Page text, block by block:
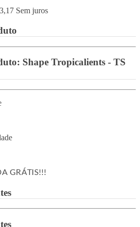
Sem juros
Shape Tropicalients - TS
GRÁTIS!!!